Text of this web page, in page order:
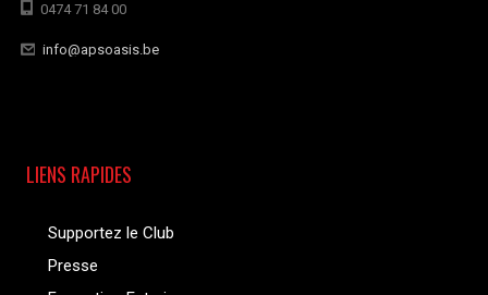
0474 71 84 00
info@apsoasis.be
LIENS RAPIDES
Supportez le Club
Presse